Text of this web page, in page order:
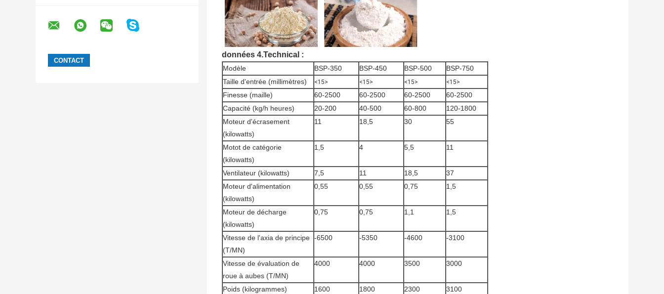
données 4.Technical :
Modèle BSP-350 BSP-450 BSP-500
BSP-750
Taille d'entrée (millimètres)
<15> <15> <15> <15>
Finesse (maille) 60-2500 60-2500 60-2500
60-2500
Capacité (kg/h heures)
20-200 40-500 60-800
120-1800
Moteur d'écrasement
(kilowatts)
11 18,5 30 55
Motot de catégorie
(kilowatts)
1,5 4 5,5 11
Ventilateur (kilowatts) 7,5 11 18,5
37
Moteur d'alimentation
(kilowatts)
0,55 0,55 0,75 1,5
Moteur de décharge
(kilowatts)
0,75 0,75 1,1 1,5
Vitesse de l'axia de principe
(T/MN)
-6500 -5350 -4600 -3100
Vitesse de évaluation de
roue à aubes (T/MN)
4000 4000 3500 3000
Poids (kilogrammes) 1600 1800 2300 3100